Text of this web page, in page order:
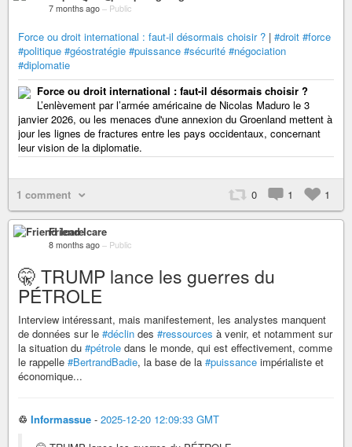
7 months ago – Public
Force ou droit international : faut-il désormais choisir ? | #droit #force
#politique #géostratégie #puissance #sécurité #négociation
#diplomatie
Force ou droit international : faut-il désormais choisir ?
L’enlèvement par l’armée américaine de Nicolas Maduro le 3
janvier 2026, ou les menaces d'une annexion du Groenland mettent à
jour les lignes de fractures entre les pays occidentaux, concernant
leur vision de la diplomatie.
1 comment 0 1 1
Friend Icare
8 months ago – Public
🤫 TRUMP lance les guerres du
PÉTROLE
Interview intéressant, mais manifestement, les analystes manquent
de données sur le #déclin des #ressources à venir, et notamment sur
la situation du #pétrole dans le monde, qui est effectivement, comme
le rappelle #BertrandBadie, la base de la #puissance impérialiste et
économique...
♲ Informassue - 2025-12-20 12:09:33 GMT